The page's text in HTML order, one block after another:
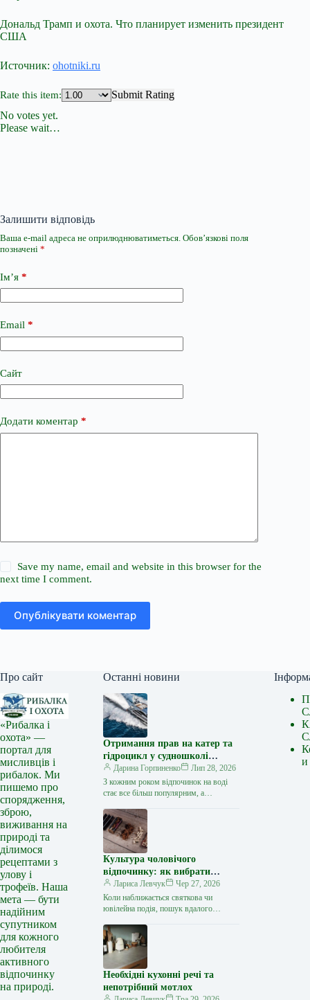
Дональд Трамп и охота. Что планирует изменить президент
США
Источник: ohotniki.ru
Rate this item:
Submit Rating
No votes yet.
Please wait…
Залишити відповідь
Ваша e-mail адреса не оприлюднюватиметься. Обов’язкові поля
позначені *
Ім’я *
Email *
Сайт
Додати коментар *
Save my name, email and website in this browser for the
next time I comment.
Опублікувати коментар
Про сайт
«Рибалка і
охота» —
портал для
мисливців і
рибалок. Ми
пишемо про
спорядження,
зброю,
виживання на
природі та
ділимося
рецептами з
улову і
трофеїв. Наша
мета — бути
надійним
супутником
для кожного
любителя
активного
відпочинку
на природі.
Останні новини
Отримання прав на катер та
гідроцикл у судношколі
«Либідь-А»: від теорії до
іспиту
Дарина Горпиненко
Лип 28, 2026
З кожним роком відпочинок на воді
стає все більш популярним, а
чи гідроциклом відкриває нові
горизонти…
Культура чоловічого
відпочинку: як вибрати
стильний та корисний
подарунок
Лариса Левчук
Чер 27, 2026
Коли наближається святкова чи
ювілейна подія, пошук вдалого
близької людини нерідко
перетворюється на складне завдання.
…
Необхідні кухонні речі та
непотрібний мотлох
и